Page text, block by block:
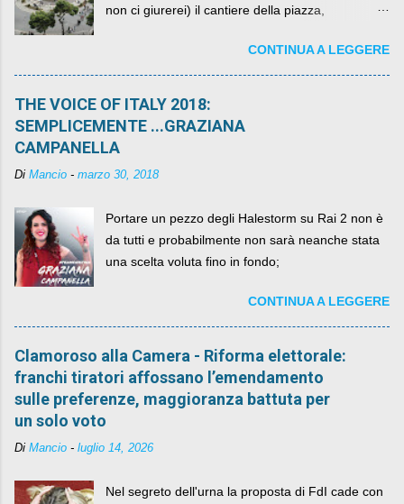
non ci giurerei) il cantiere della piazza,
per un numero esorbitante di mesi, non ci sarà
più. C'era una volta Piazza XX Settembre ,
CONTINUA A LEGGERE
THE VOICE OF ITALY 2018:
SEMPLICEMENTE ...GRAZIANA
CAMPANELLA
Di Mancio - marzo 30, 2018
Portare un pezzo degli Halestorm su Rai 2 non è
da tutti e probabilmente non sarà neanche stata
una scelta voluta fino in fondo;
CONTINUA A LEGGERE
Clamoroso alla Camera - Riforma elettorale:
franchi tiratori affossano l’emendamento
sulle preferenze, maggioranza battuta per
un solo voto
Di Mancio - luglio 14, 2026
Nel segreto dell'urna la proposta di FdI cade con